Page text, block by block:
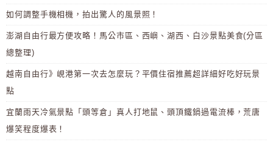
如何調整手機相機，拍出驚人的風景照！
澎湖自由行最方便攻略！馬公市區、西嶼、湖西、白沙景點美食(分區
總整理)
越南自由行》峴港第一次去怎麼玩？平價住宿推薦超詳細好吃好玩景
點
宜蘭雨天冷氣景點「頭等倉」真人打地鼠、頭頂鐵鍋過電流棒，荒唐
爆笑程度爆表！